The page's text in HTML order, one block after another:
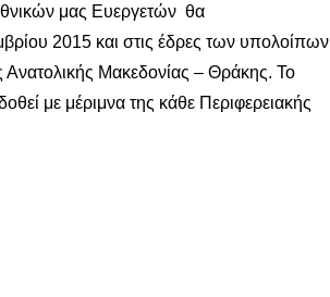
μας Ευεργετών θα
2015 και στις έδρες των υπολοίπων
Ανατολικής Μακεδονίας – Θράκης. Το
με μέριμνα της κάθε Περιφερειακής